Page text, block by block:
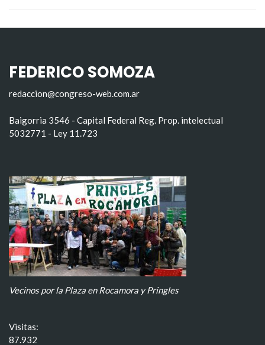
FEDERICO SOMOZA
redaccion@congreso-web.com.ar
Baigorria 3546 - Capital Federal Reg. Prop. intelectual
5032771 - Ley 11.723
Vecinos por la Plaza en Rocamora y Pringles
Visitas:
87.932